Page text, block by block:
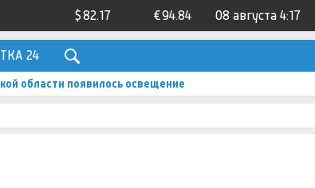
$82.17 €94.84 08 августа 4:17
24
области появилось освещение